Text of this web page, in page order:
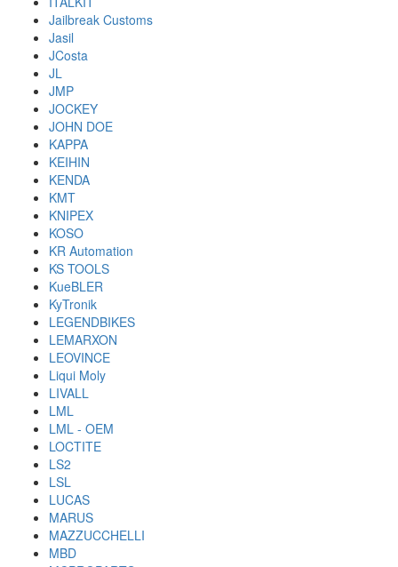
Jailbreak Customs
Jasil
JCosta
JL
JMP
JOCKEY
JOHN DOE
KAPPA
KEIHIN
KENDA
KMT
KNIPEX
KOSO
KR Automation
KS TOOLS
KueBLER
KyTronik
LEGENDBIKES
LEMARXON
LEOVINCE
Liqui Moly
LIVALL
LML
LML - OEM
LOCTITE
LS2
LSL
LUCAS
MARUS
MAZZUCCHELLI
MBD